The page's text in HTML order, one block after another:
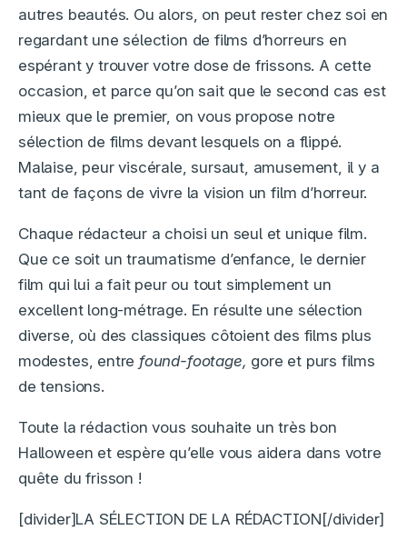
autres beautés. Ou alors, on peut rester chez soi en
regardant une sélection de films d’horreurs en
espérant y trouver votre dose de frissons. A cette
occasion, et parce qu’on sait que le second cas est
mieux que le premier, on vous propose notre
sélection de films devant lesquels on a flippé.
Malaise, peur viscérale, sursaut, amusement, il y a
tant de façons de vivre la vision un film d’horreur.
Chaque rédacteur a choisi un seul et unique film.
Que ce soit un traumatisme d’enfance, le dernier
film qui lui a fait peur ou tout simplement un
excellent long-métrage. En résulte une sélection
diverse, où des classiques côtoient des films plus
modestes, entrefound-footage, gore et purs films
de tensions.
Toute la rédaction vous souhaite un très bon
Halloween et espère qu’elle vous aidera dans votre
quête du frisson !
[divider]LA SÉLECTION DE LA RÉDACTION[/divider]